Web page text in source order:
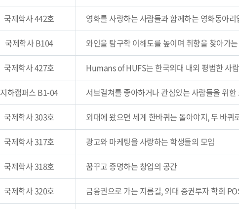
국제학사 442호 영화를 사랑하는 사람들과 함께하는 영화동아리
국제학사 B104 와인을 탐구학 이해도를 높이며 취향을 찾아가
국제학사 427호 Humans of HUFS는 한국외대 내외 평범한 사
지하캠퍼스 B1-04 서브컬쳐를 좋아하거나 관심있는 사람들을 위한
국제학사 303호 외대에 왔으면 세계 한바퀴는 돌아야지, 두 바퀴
국제학사 317호 광고와 마케팅을 사랑하는 학생들의 모임
국제학사 318호 꿈꾸고 증명하는 창업의 공간
국제학사 320호 금융권으로 가는 지름길, 외대 증권투자 학회